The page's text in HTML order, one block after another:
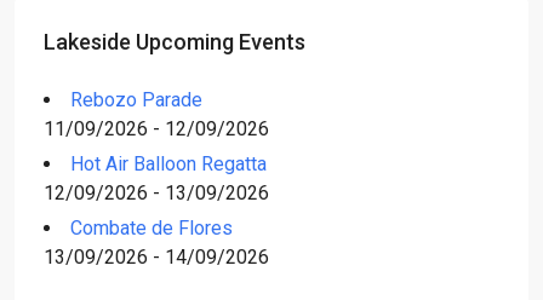
Lakeside Upcoming Events
Rebozo Parade
11/09/2026 - 12/09/2026
Hot Air Balloon Regatta
12/09/2026 - 13/09/2026
Combate de Flores
13/09/2026 - 14/09/2026